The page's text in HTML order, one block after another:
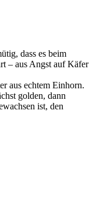
dass es beim
– aus Angst auf Käfer
aus echtem Einhorn.
golden, dann
ist, den